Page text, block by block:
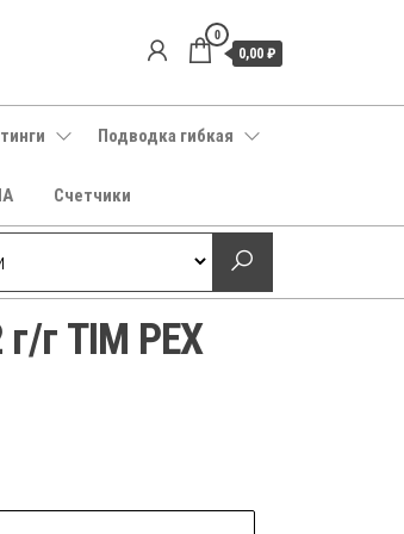
0
0,00 ₽
Подводка гибкая
Счетчики
г TIM PEX